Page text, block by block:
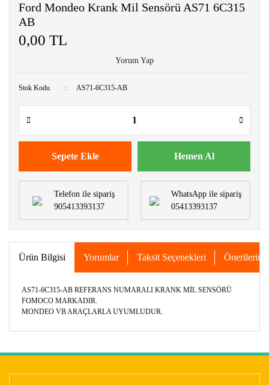
Ford Mondeo Krank Mil Sensörü AS71 6C315
AB
0,00 TL
Yorum Yap
Stok Kodu AS71-6C315-AB
Sepete Ekle Hemen Al
Telefon ile sipariş
905413393137
WhatsApp ile sipariş
05413393137
Ürün Bilgisi Yorumlar Taksit Seçenekleri Önerileriniz
AS71-6C315-AB REFERANS NUMARALI KRANK MİL SENSÖRÜ
FOMOCO MARKADIR.
MONDEO VB ARAÇLARLA UYUMLUDUR.